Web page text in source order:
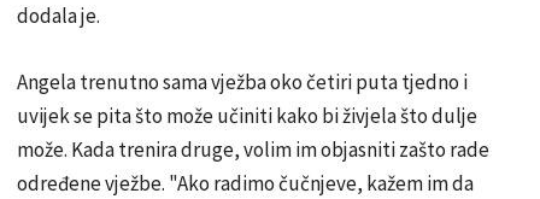
dodala je.
Angela trenutno sama vježba oko četiri puta tjedno i
uvijek se pita što može učiniti kako bi živjela što dulje
može. Kada trenira druge, volim im objasniti zašto rade
određene vježbe. "Ako radimo čučnjeve, kažem im da